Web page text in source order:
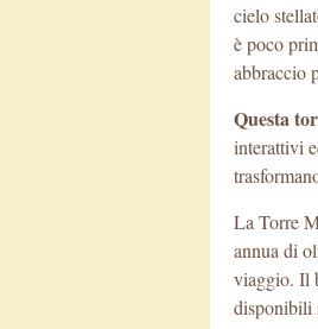
cielo
è poco
abbraccio
Questa
interattivi
La Torre
annua di
viaggio. Il
disponibili